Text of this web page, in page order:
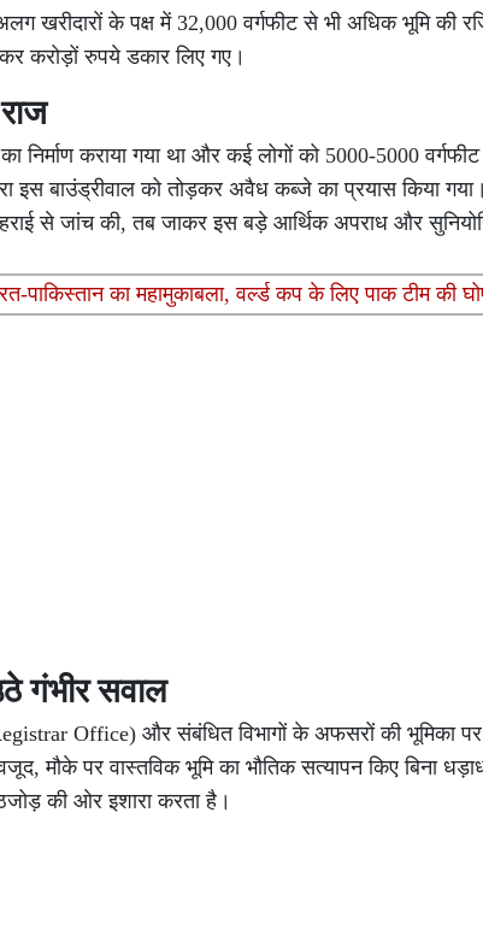
खरीदारों के पक्ष में 32,000 वर्गफीट से भी अधिक भूमि की
करोड़ों रुपये डकार लिए गए।
निर्माण कराया गया था और कई लोगों को 5000-5000
इस बाउंड्रीवाल को तोड़कर अवैध कब्जे का प्रयास किया
से जांच की, तब जाकर इस बड़े आर्थिक अपराध और
का महामुकाबला, वर्ल्ड कप के लिए पाक टीम की
गंभीर सवाल
Office) और संबंधित विभागों के अफसरों की भूमिका
मौके पर वास्तविक भूमि का भौतिक सत्यापन किए बिना
की ओर इशारा करता है।